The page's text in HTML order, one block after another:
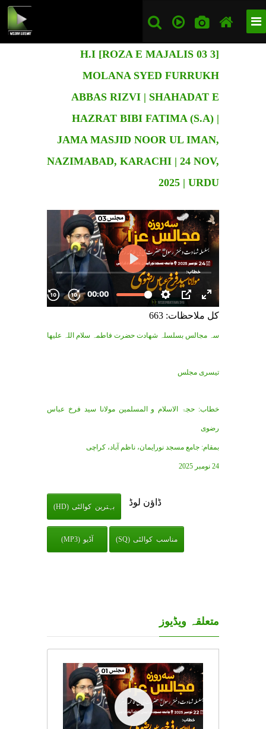
[3 ROZA E MAJALIS 03] H.I
MOLANA SYED FURRUKH
ABBAS RIZVI | SHAHADAT E
HAZRAT BIBI FATIMA (S.A) |
JAMA MASJID NOOR UL IMAN,
NAZIMABAD, KARACHI | 24 NOV,
2025 | URDU
کل ملاحظات: 663
سہ مجالس بسلسلہ شھادت حضرت فاطمہ سلام اللہ علیھا
تیسری مجلس
خطاب: حجۃ الاسلام و المسلمین مولانا سید فرخ عباس
رضوی
بمقام: جامع مسجد نورایمان، ناظم آباد، کراچی
24 نومبر 2025
ڈاؤن لوڈ بہترین کوالٹی (HD)
مناسب کوالٹی (SQ) آڈیو (MP3)
متعلقہ ویڈیوز